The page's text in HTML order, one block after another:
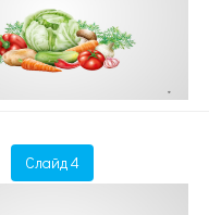
Слайд 4